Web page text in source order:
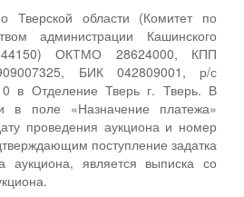
Тверской области (Комитет по
администрации Кашинского
ОКТМО 28624000, КПП
БИК 042809001, р/с
в Отделение Тверь г. Тверь. В
в поле «Назначение платежа»
проведения аукциона и номер
поступление задатка
аукциона, является выписка со